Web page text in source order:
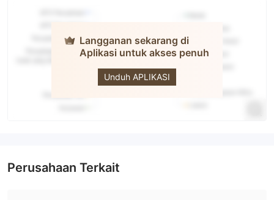
Langganan sekarang di
Aplikasi untuk akses penuh
Unduh APLIKASI
Perusahaan Terkait